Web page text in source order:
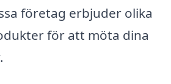
företag erbjuder olika
för att möta dina